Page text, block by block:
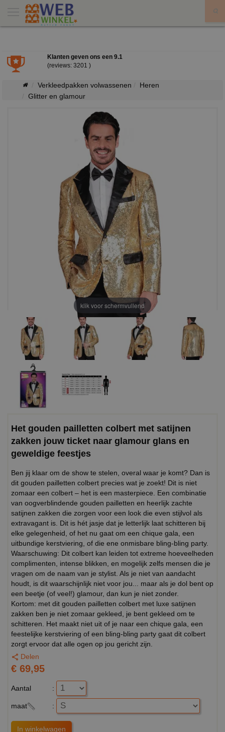
Klanten geven ons een 9.1
(reviews: 3201 )
Verkleedpakken volwassenen
Heren
Glitter en glamour
klik voor schermvullend
Het gouden pailletten colbert met satijnen
zakken jouw ticket naar glamour glans en
geweldige feestjes
Ben jij klaar om de show te stelen, overal waar je komt? Dan is
dit gouden pailletten colbert precies wat je zoekt! Dit is niet
zomaar een colbert – het is een masterpiece. Een combinatie
van oogverblindende gouden pailletten en heerlijk zachte
satijnen zakken die zorgen voor een look die even stijlvol als
extravagant is. Dit is hét jasje dat je letterlijk laat schitteren bij
elke gelegenheid, of het nu gaat om een chique gala, een
uitbundige kerstviering, of die ene onmisbare bling-bling party.
Waarschuwing: Dit colbert kan leiden tot extreme hoeveelheden
complimenten, intense blikken, en mogelijk zelfs mensen die je
vragen om de naam van je stylist. Als je niet van aandacht
houdt, is dit waarschijnlijk niet voor jou... maar als je dol bent op
een beetje (of veel!) glamour, dan kun je niet zonder.
Kortom: met dit gouden pailletten colbert met luxe satijnen
zakken ben je niet zomaar gekleed, je bent gekleed om te
schitteren. Het maakt niet uit of je naar een chique gala, een
feestelijke kerstviering of een bling-bling party gaat dit colbert
zorgt ervoor dat alle ogen op jou gericht zijn.
Delen
€ 69,95
Aantal :
maat :